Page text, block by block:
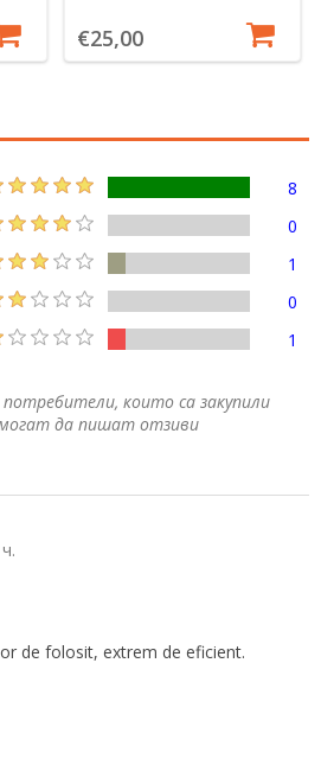
€25,00
8
0
1
0
1
които са закупили
да пишат отзиви
de folosit, extrem de eficient.